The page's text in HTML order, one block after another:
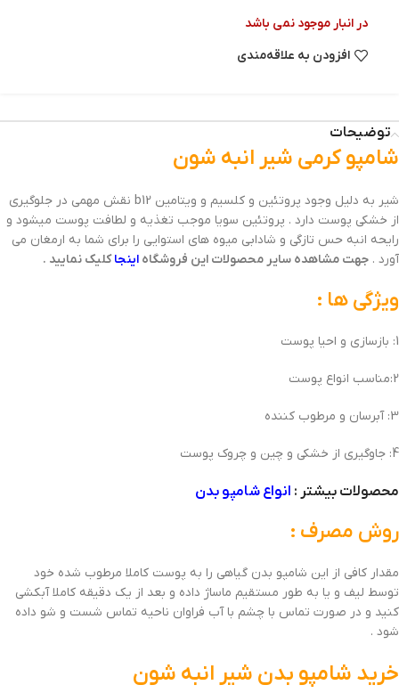
در انبار موجود نمی باشد
افزودن به علاقه‌مندی
توضیحات
شامپو کرمی شیر انبه شون
شیر به دلیل وجود پروتئین و کلسیم و ویتامین b12 نقش مهمی در جلوگیری
از خشکی پوست دارد . پروتئین سویا موجب تغذیه و لطافت پوست میشود و
رایحه انبه حس تازگی و شادابی میوه های استوایی را برای شما به ارمغان می
آورد . جهت مشاهده سایر محصولات این فروشگاه اینجا کلیک نمایید .
ویژگی ها :
1: بازسازی و احیا پوست
2:مناسب انواع پوست
3: آبرسان و مرطوب کننده
4: جاوگیری از خشکی و چین و چروک پوست
محصولات بیشتر : انواع شامپو بدن
روش مصرف :
مقدار کافی از این شامپو بدن گیاهی را به پوست کاملا مرطوب شده خود
توسط لیف و یا به طور مستقیم ماساژ داده و بعد از یک دقیقه کاملا آبکشی
کنید و در صورت تماس با چشم با آب فراوان ناحیه تماس شست و شو داده
شود .
خرید شامپو بدن شیر انبه شون